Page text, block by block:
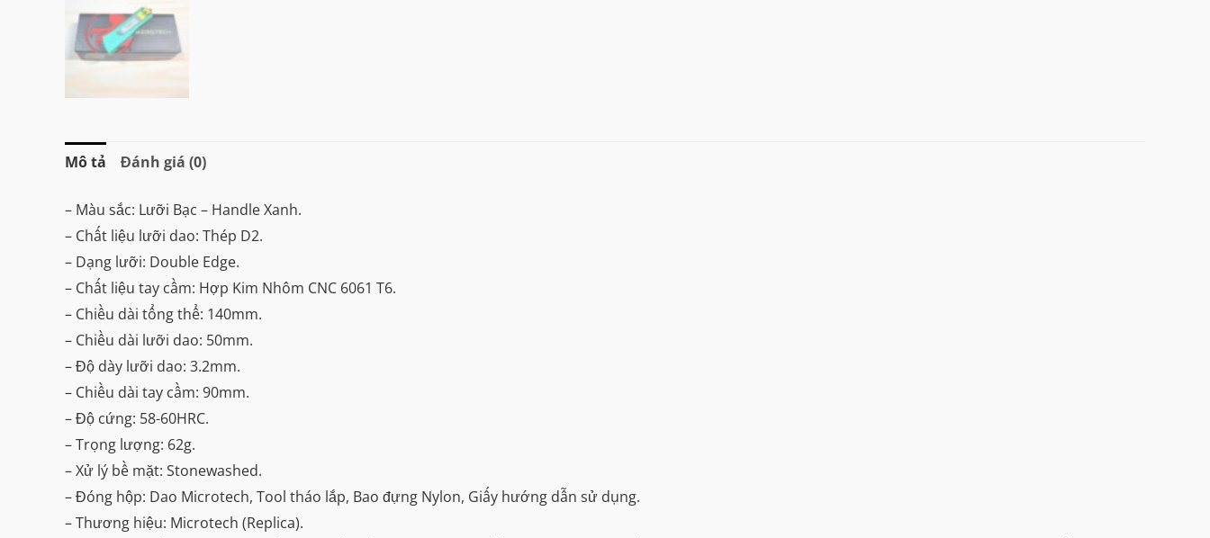
Mô tả Đánh giá (0)
– Màu sắc: Lưỡi Bạc – Handle Xanh.
– Chất liệu lưỡi dao: Thép D2.
– Dạng lưỡi: Double Edge.
– Chất liệu tay cầm: Hợp Kim Nhôm CNC 6061 T6.
– Chiều dài tổng thể: 140mm.
– Chiều dài lưỡi dao: 50mm.
– Độ dày lưỡi dao: 3.2mm.
– Chiều dài tay cầm: 90mm.
– Độ cứng: 58-60HRC.
– Trọng lượng: 62g.
– Xử lý bề mặt: Stonewashed.
– Đóng hộp: Dao Microtech, Tool tháo lắp, Bao đựng Nylon, Giấy hướng dẫn sử dụng.
– Thương hiệu: Microtech (Replica).